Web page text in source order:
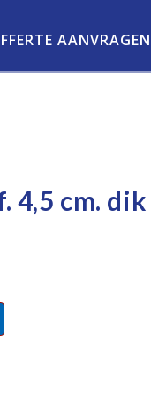
AANVRAGEN
4,5 cm. dik